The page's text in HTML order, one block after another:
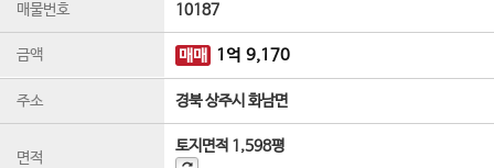
매물번호 10187
금액 매매 1 억 9,170
주소 경북 상주시 화남면
면적
토지면적 1,598평